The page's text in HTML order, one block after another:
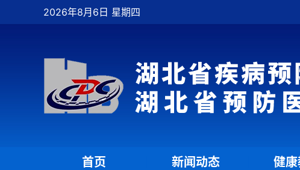
2026年8月6日 星期四
首页 新闻动态 健